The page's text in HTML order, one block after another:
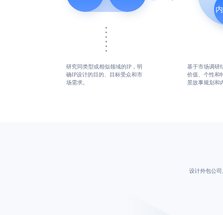
研究同类型或相似领域的IP，明
确IP设计的目的、目标受众和市
场需求。
基于市场调研
价值、个性和
景故事规划和
设计外包公